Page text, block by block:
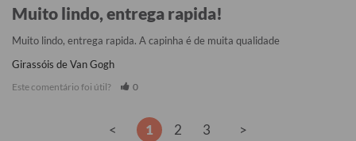
Muito lindo, entrega rapida!
Muito lindo, entrega rapida. A capinha é de muita qualidade
Girassóis de Van Gogh
Este comentário foi útil? 0
< 1 2 3 >